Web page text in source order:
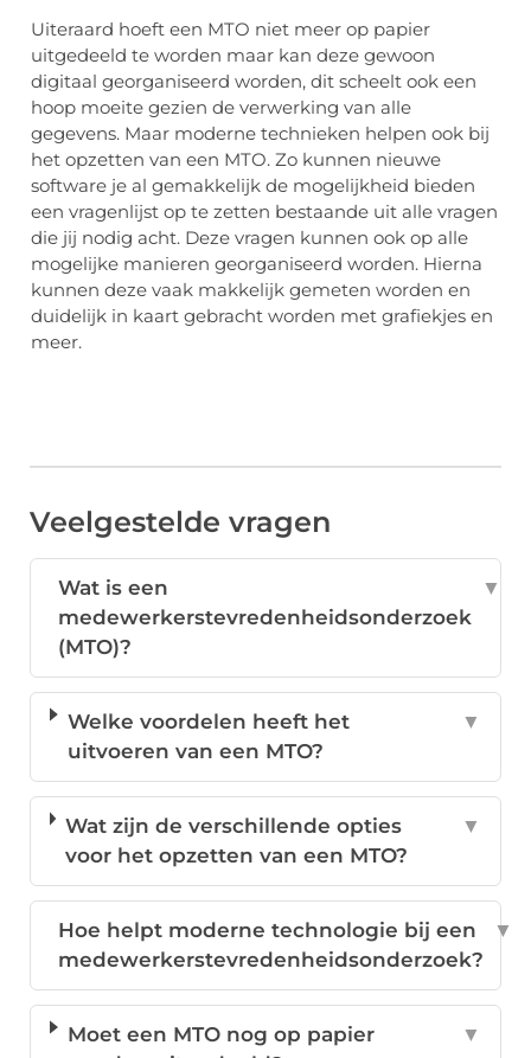
Uiteraard hoeft een MTO niet meer op papier
uitgedeeld te worden maar kan deze gewoon
digitaal georganiseerd worden, dit scheelt ook een
hoop moeite gezien de verwerking van alle
gegevens. Maar moderne technieken helpen ook bij
het opzetten van een MTO. Zo kunnen nieuwe
software je al gemakkelijk de mogelijkheid bieden
een vragenlijst op te zetten bestaande uit alle vragen
die jij nodig acht. Deze vragen kunnen ook op alle
mogelijke manieren georganiseerd worden. Hierna
kunnen deze vaak makkelijk gemeten worden en
duidelijk in kaart gebracht worden met grafiekjes en
meer.
Veelgestelde vragen
Wat is een
medewerkerstevredenheidsonderzoek
(MTO)?
▼
Welke voordelen heeft het
uitvoeren van een MTO?
▼
Wat zijn de verschillende opties
voor het opzetten van een MTO?
▼
Hoe helpt moderne technologie bij een
medewerkerstevredenheidsonderzoek?
▼
Moet een MTO nog op papier
▼